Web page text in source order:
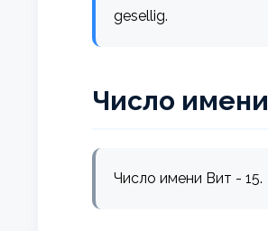
gesellig.
Число имени
Число имени Вит - 15.